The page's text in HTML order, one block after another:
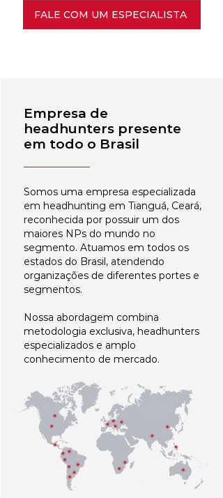
FALE COM UM ESPECIALISTA
Empresa de
headhunters presente
em todo o Brasil
Somos uma empresa especializada
em headhunting em Tianguá, Ceará,
reconhecida por possuir um dos
maiores NPs do mundo no
segmento. Atuamos em todos os
estados do Brasil, atendendo
organizações de diferentes portes e
segmentos.
Nossa abordagem combina
metodologia exclusiva, headhunters
especializados e amplo
conhecimento de mercado.